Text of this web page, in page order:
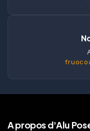
A propos d'Alu